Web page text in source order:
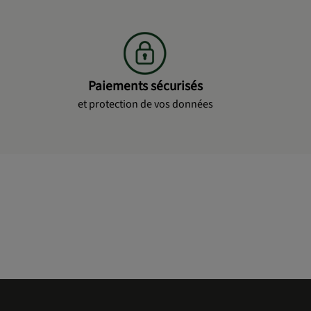
Paiements sécurisés
et protection de vos données